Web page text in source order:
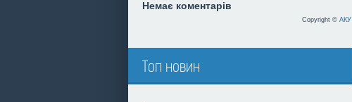
Немає коментарів
Copyright © АКУ
Топ новин